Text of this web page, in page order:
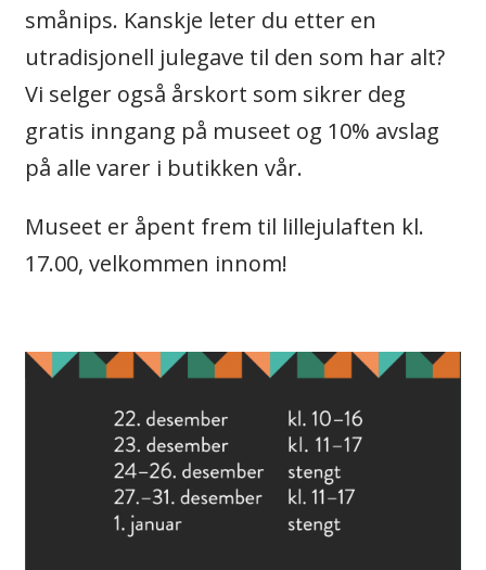
smånips. Kanskje leter du etter en
utradisjonell julegave til den som har alt?
Vi selger også årskort som sikrer deg
gratis inngang på museet og 10% avslag
på alle varer i butikken vår.
Museet er åpent frem til lillejulaften kl.
17.00, velkommen innom!